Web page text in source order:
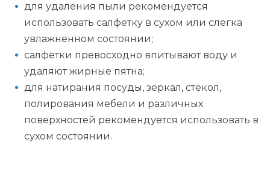
для удаления пыли рекомендуется
использовать салфетку в сухом или слегка
увлажненном состоянии;
салфетки превосходно впитывают воду и
удаляют жирные пятна;
для натирания посуды, зеркал, стекол,
полирования мебели и различных
поверхностей рекомендуется использовать в
сухом состоянии.